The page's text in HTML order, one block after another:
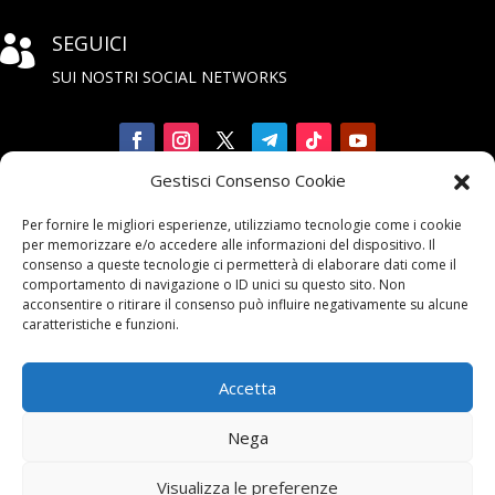
Gestisci Consenso Cookie
Per fornire le migliori esperienze, utilizziamo tecnologie come i cookie
per memorizzare e/o accedere alle informazioni del dispositivo. Il
consenso a queste tecnologie ci permetterà di elaborare dati come il
comportamento di navigazione o ID unici su questo sito. Non
acconsentire o ritirare il consenso può influire negativamente su alcune
caratteristiche e funzioni.
Accetta
Nega
Visualizza le preferenze
 SEGUICI
SUI NOSTRI SOCIAL NETWORKS

alla Newsletter